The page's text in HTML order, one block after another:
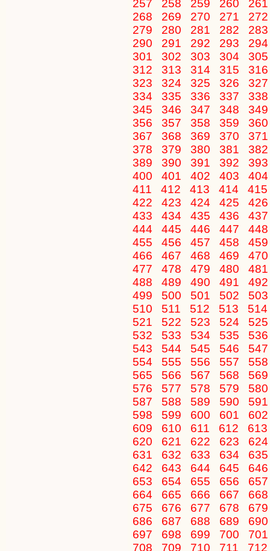
257 258 259 260
268
269 270 271
279
280 281 282
290
291 292 293
301
302 303 304
312
313 314 315
323
324 325 326
334
335 336 337
345
346 347 348
356
357 358 359
367
368 369 370
378
379 380 381
389
390 391 392
400
401 402 403
411
412 413 414
415
422
423 424 425
433
434 435 436
444
445 446 447
455
456 457 458
466
467 468 469
477
478 479 480
488
489 490 491
499
500 501 502
510
511 512 513
514
521
522 523 524
532
533 534 535
543
544 545 546
554
555 556 557
565
566 567 568
576
577 578 579
587
588 589 590
598
599 600 601
609
610 611 612
613
620
621 622 623
631
632 633 634
642
643 644 645
653
654 655 656
664
665 666 667
675
676 677 678
686
687 688 689
697
698 699 700
708
709 710 711
712